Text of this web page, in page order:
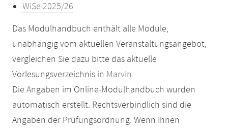
WiSe 2025/26
Das Modulhandbuch enthält alle Module,
unabhängig vom aktuellen Veranstaltungsangebot,
vergleichen Sie dazu bitte das aktuelle
Vorlesungsverzeichnis in Marvin.
Die Angaben im Online-Modulhandbuch wurden
automatisch erstellt. Rechtsverbindlich sind die
Angaben der Prüfungsordnung. Wenn Ihnen